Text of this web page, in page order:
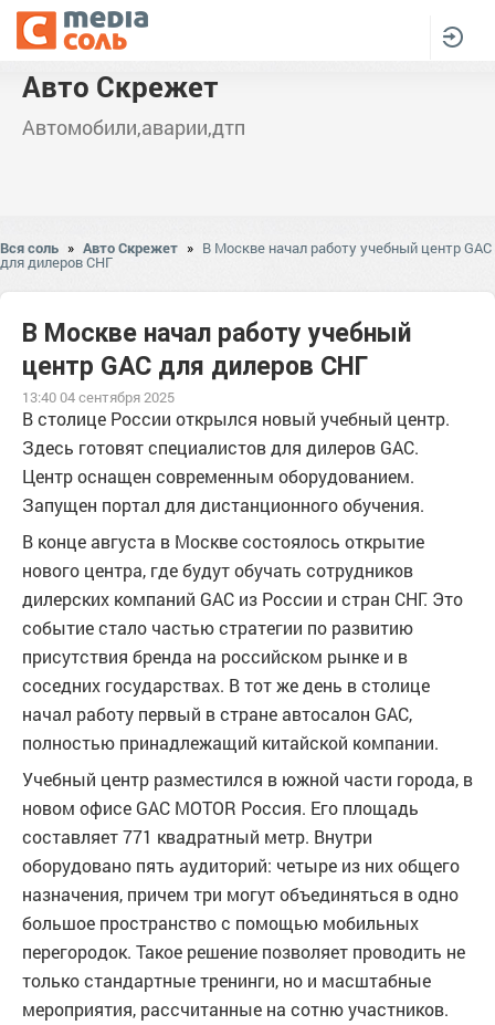
Авто Скрежет
Автомобили,аварии,дтп
Вся соль » Авто Скрежет » В Москве начал работу учебный центр GAC
для дилеров СНГ
В Москве начал работу учебный
центр GAC для дилеров СНГ
13:40 04 сентября 2025
В столице России открылся новый учебный центр.
Здесь готовят специалистов для дилеров GAC.
Центр оснащен современным оборудованием.
Запущен портал для дистанционного обучения.
В конце августа в Москве состоялось открытие
нового центра, где будут обучать сотрудников
дилерских компаний GAC из России и стран СНГ. Это
событие стало частью стратегии по развитию
присутствия бренда на российском рынке и в
соседних государствах. В тот же день в столице
начал работу первый в стране автосалон GAC,
полностью принадлежащий китайской компании.
Учебный центр разместился в южной части города, в
новом офисе GAC MOTOR Россия. Его площадь
составляет 771 квадратный метр. Внутри
оборудовано пять аудиторий: четыре из них общего
назначения, причем три могут объединяться в одно
большое пространство с помощью мобильных
перегородок. Такое решение позволяет проводить не
только стандартные тренинги, но и масштабные
мероприятия, рассчитанные на сотню участников.